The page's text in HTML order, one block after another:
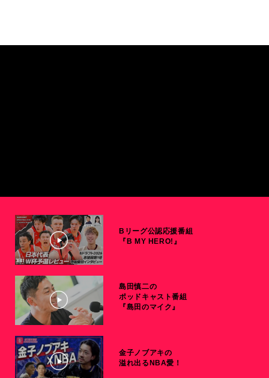
Bリーグ公認応援番組
『B MY HERO!』
島田慎二の
ポッドキャスト番組
『島田のマイク』
金子ノブアキの
溢れ出るNBA愛！